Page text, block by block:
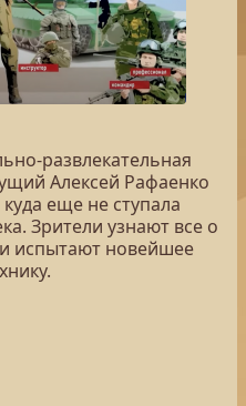
развлекательная
Алексей Рафаенко
еще не ступала
Зрители узнают все о
испытают новейшее